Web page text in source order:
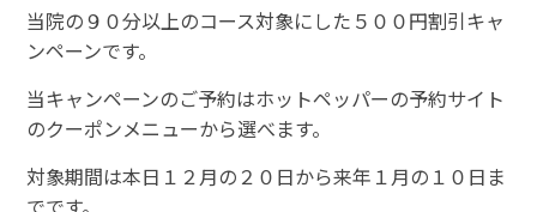
当院の９０分以上のコース対象にした５００円割引キャ
ンペーンです。
当キャンペーンのご予約はホットペッパーの予約サイト
のクーポンメニューから選べます。
対象期間は本日１２月の２０日から来年１月の１０日ま
でです。